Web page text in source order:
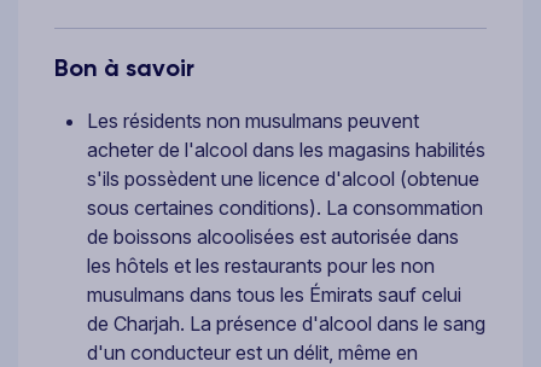
Bon à savoir
Les résidents non musulmans peuvent
acheter de l'alcool dans les magasins habilités
s'ils possèdent une licence d'alcool (obtenue
sous certaines conditions). La consommation
de boissons alcoolisées est autorisée dans
les hôtels et les restaurants pour les non
musulmans dans tous les Émirats sauf celui
de Charjah. La présence d'alcool dans le sang
d'un conducteur est un délit, même en